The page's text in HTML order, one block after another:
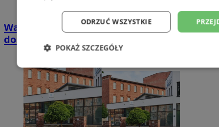
Wakacyjny wypoczynek nad Bałtykiem w
domkach Szmaragdowe Morze
ODRZUĆ WSZYSTKIE
POKAŻ SZCZEGÓŁY
Niezbędne Wydajność
Niesklasyfikowane